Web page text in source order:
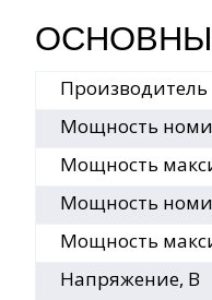
Производитель
Мощность
Мощность
Мощность
Мощность
Напряжение, В